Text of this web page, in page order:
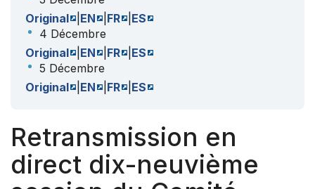
Original
EN FR
ES
4 Décembre
Original
EN FR
ES
5 Décembre
Original
EN FR ES
Retransmission en
direct dix-neuvième